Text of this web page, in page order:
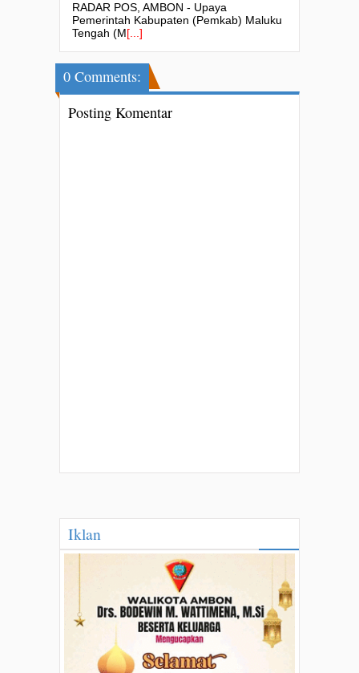
RADAR POS, AMBON - Upaya
Pemerintah Kabupaten (Pemkab) Maluku
Tengah (M[...]
0 Comments:
Posting Komentar
Iklan